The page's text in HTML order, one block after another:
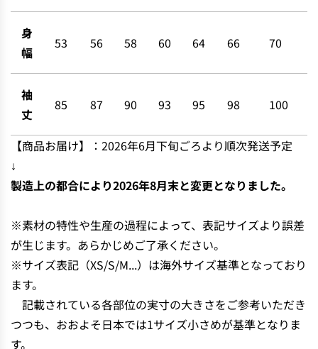
身
幅
53 56 58 60 64 66 70
袖
丈
85 87 90 93 95 98 100
【商品お届け】：2026年6月下旬ごろより順次発送予定
↓
製造上の都合により2026年8月末と変更となりました。
※素材の特性や生産の過程によって、表記サイズより誤差
が生じます。あらかじめご了承ください。
※サイズ表記（XS/S/M...）は海外サイズ基準となっており
ます。
記載されている各部位の実寸の大きさをご参考いただき
つつも、おおよそ日本では1サイズ小さめが基準となりま
す。